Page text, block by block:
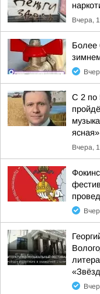
Вчера,
Более
С 2 по
ясная»
Вчера,